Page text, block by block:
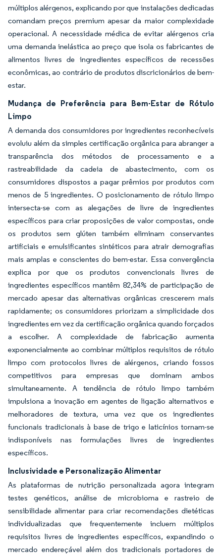
múltiplos alérgenos, explicando por que instalações dedicadas
comandam preços premium apesar da maior complexidade
operacional. A necessidade médica de evitar alérgenos cria
uma demanda inelástica ao preço que isola os fabricantes de
alimentos livres de ingredientes específicos de recessões
econômicas, ao contrário de produtos discricionários de bem-
estar.
Mudança de Preferência para Bem-Estar de Rótulo
Limpo
A demanda dos consumidores por ingredientes reconhecíveis
evoluiu além da simples certificação orgânica para abranger a
transparência dos métodos de processamento e a
rastreabilidade da cadeia de abastecimento, com os
consumidores dispostos a pagar prêmios por produtos com
menos de 5 ingredientes. O posicionamento de rótulo limpo
intersecta-se com as alegações de livre de ingredientes
específicos para criar proposições de valor compostas, onde
os produtos sem glúten também eliminam conservantes
artificiais e emulsificantes sintéticos para atrair demografias
mais amplas e conscientes do bem-estar. Essa convergência
explica por que os produtos convencionais livres de
ingredientes específicos mantêm 82,34% de participação de
mercado apesar das alternativas orgânicas crescerem mais
rapidamente; os consumidores priorizam a simplicidade dos
ingredientes em vez da certificação orgânica quando forçados
a escolher. A complexidade de fabricação aumenta
exponencialmente ao combinar múltiplos requisitos de rótulo
limpo com protocolos livres de alérgenos, criando fossos
competitivos para empresas que dominam ambos
simultaneamente. A tendência de rótulo limpo também
impulsiona a inovação em agentes de ligação alternativos e
melhoradores de textura, uma vez que os ingredientes
funcionais tradicionais à base de trigo e laticínios tornam-se
indisponíveis nas formulações livres de ingredientes
específicos.
Inclusividade e Personalização Alimentar
As plataformas de nutrição personalizada agora integram
testes genéticos, análise de microbioma e rastreio de
sensibilidade alimentar para criar recomendações dietéticas
individualizadas que frequentemente incluem múltiplos
requisitos livres de ingredientes específicos, expandindo o
mercado endereçável além dos tradicionais portadores de